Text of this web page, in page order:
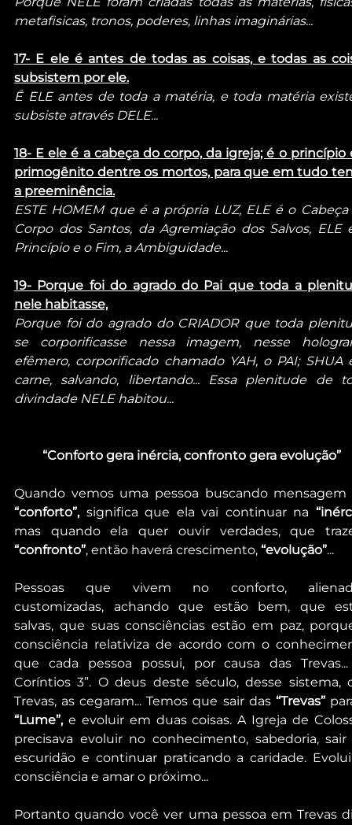
metafisicas, tronos, poderes, linhas imaginárias...
17- E ele é antes de todas as coisas, e todas as
subsistem por ele.
É ELE antes de toda a matéria, e toda matéria
subsiste através DELE...
18- E ele é a cabeça do corpo, da igreja; é o princípio
primogênito dentre os mortos, para que em tudo
a preeminência.
ESTE HOMEM que é a própria LUZ, ELE é o
Corpo dos Santos, da Agremiação dos Salvos, ELE
Princípio e o Fim, a Ambiguidade...
19- Porque foi do agrado do Pai que toda a
nele habitasse,
Porque foi do agrado do CRIADOR que toda
se corporificasse nessa imagem, nesse
efêmero, corporificado chamado YAH, o PAI; SHUA
carne, salvando, libertando... Essa plenitude de
divindade NELE habitou...
“Conforto gera inércia, confronto gera evolução”
“conforto”, significa que ela vai continuar na
“confronto”, então haverá crescimento, “evolução”...
Pessoas que vivem no conforto,
customizadas, achando que estão bem, que
salvas, que suas consciências estão em paz,
consciência relativiza de acordo com o
que cada pessoa possui, por causa das Trevas...
Coríntios 3”. O deus deste século, desse sistema,
Trevas, as cegaram... Temos que sair das “Trevas”
“Lume”, e evoluir em duas coisas. A Igreja de
precisava evoluir no conhecimento, sabedoria, sair
escuridão e continuar praticando a caridade.
consciência e amar o próximo...
Portanto quando você ver uma pessoa em Trevas